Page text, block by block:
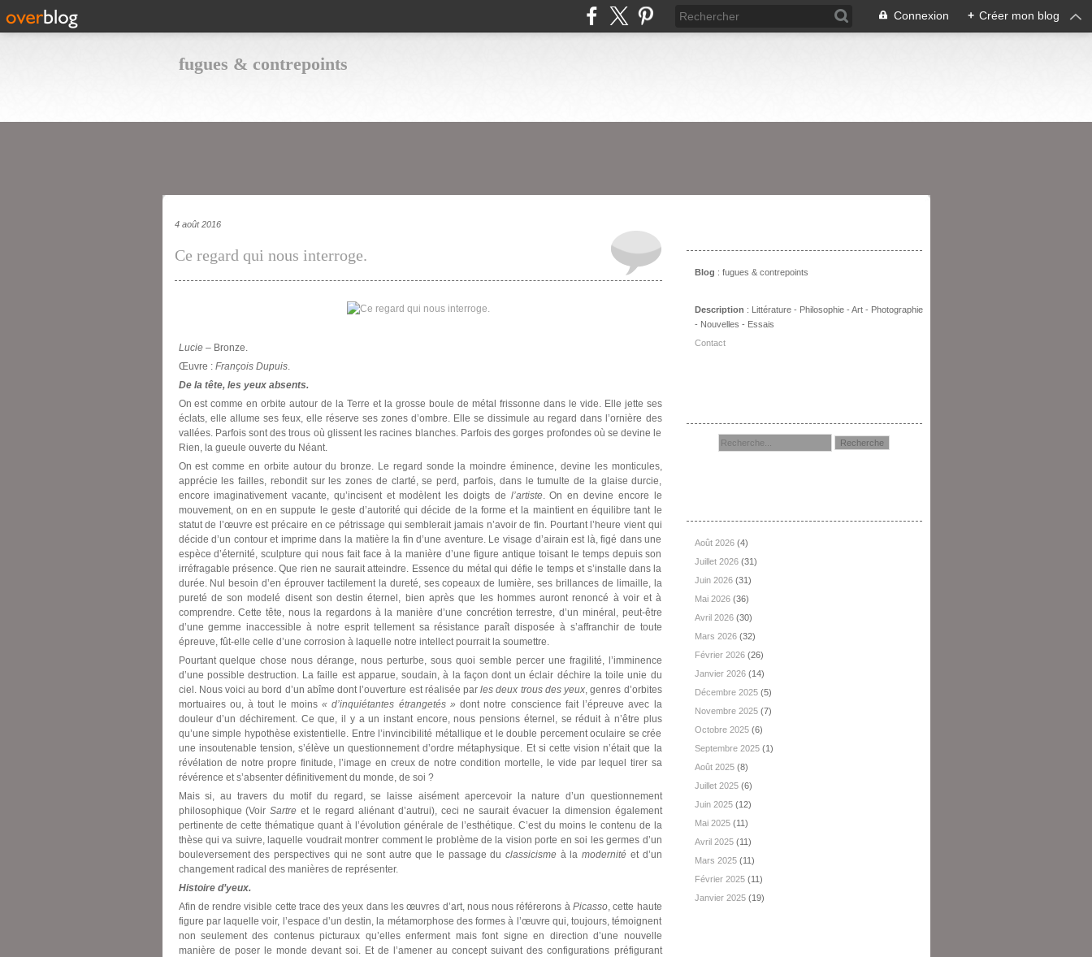
Connexion + Créer mon blog
fugues & contrepoints
4 août 2016
Ce regard qui nous interroge.
Lucie – Bronze.
Œuvre : François Dupuis.
De la tête, les yeux absents.
On est comme en orbite autour de la Terre et la grosse boule de métal frissonne dans le vide. Elle jette ses
éclats, elle allume ses feux, elle réserve ses zones d’ombre. Elle se dissimule au regard dans l’ornière des
vallées. Parfois sont des trous où glissent les racines blanches. Parfois des gorges profondes où se devine le
Rien, la gueule ouverte du Néant.
On est comme en orbite autour du bronze. Le regard sonde la moindre éminence, devine les monticules,
apprécie les failles, rebondit sur les zones de clarté, se perd, parfois, dans le tumulte de la glaise durcie,
encore imaginativement vacante, qu’incisent et modèlent les doigts de l’artiste. On en devine encore le
mouvement, on en en suppute le geste d’autorité qui décide de la forme et la maintient en équilibre tant le
statut de l’œuvre est précaire en ce pétrissage qui semblerait jamais n’avoir de fin. Pourtant l’heure vient qui
décide d’un contour et imprime dans la matière la fin d’une aventure. Le visage d’airain est là, figé dans une
espèce d’éternité, sculpture qui nous fait face à la manière d’une figure antique toisant le temps depuis son
irréfragable présence. Que rien ne saurait atteindre. Essence du métal qui défie le temps et s’installe dans la
durée. Nul besoin d’en éprouver tactilement la dureté, ses copeaux de lumière, ses brillances de limaille, la
pureté de son modelé disent son destin éternel, bien après que les hommes auront renoncé à voir et à
comprendre. Cette tête, nous la regardons à la manière d’une concrétion terrestre, d’un minéral, peut-être
d’une gemme inaccessible à notre esprit tellement sa résistance paraît disposée à s’affranchir de toute
épreuve, fût-elle celle d’une corrosion à laquelle notre intellect pourrait la soumettre.
Pourtant quelque chose nous dérange, nous perturbe, sous quoi semble percer une fragilité, l’imminence
d’une possible destruction. La faille est apparue, soudain, à la façon dont un éclair déchire la toile unie du
ciel. Nous voici au bord d’un abîme dont l’ouverture est réalisée parles deux trous des yeux, genres d’orbites
mortuaires ou, à tout le moins « d’inquiétantes étrangetés » dont notre conscience fait l’épreuve avec la
douleur d’un déchirement. Ce que, il y a un instant encore, nous pensions éternel, se réduit à n’être plus
qu’une simple hypothèse existentielle. Entre l’invincibilité métallique et le double percement oculaire se crée
une insoutenable tension, s’élève un questionnement d’ordre métaphysique. Et si cette vision n’était que la
révélation de notre propre finitude, l’image en creux de notre condition mortelle, le vide par lequel tirer sa
révérence et s’absenter définitivement du monde, de soi ?
Mais si, au travers du motif du regard, se laisse aisément apercevoir la nature d’un questionnement
philosophique (VoirSartreet le regard aliénant d’autrui), ceci ne saurait évacuer la dimension également
pertinente de cette thématique quant à l’évolution générale de l’esthétique. C’est du moins le contenu de la
thèse qui va suivre, laquelle voudrait montrer comment le problème de la vision porte en soi les germes d’un
bouleversement des perspectives qui ne sont autre que le passage duclassicisme à lamodernité et d’un
changement radical des manières de représenter.
Histoire d’yeux.
Afin de rendre visible cette trace des yeux dans les œuvres d’art, nous nous référerons à Picasso, cette haute
figure par laquelle voir, l’espace d’un destin, la métamorphose des formes à l’œuvre qui, toujours, témoignent
non seulement des contenus picturaux qu’elles enferment mais font signe en direction d’une nouvelle
manière de poser le monde devant soi. Et de l’amener au concept suivant des configurations préfigurant
Blog : fugues & contrepoints
Description : Littérature - Philosophie - Art - Photographie
- Nouvelles - Essais
Contact
Août 2026 (4)
Juillet 2026 (31)
Juin 2026 (31)
Mai 2026 (36)
Avril 2026 (30)
Mars 2026 (32)
Février 2026 (26)
Janvier 2026 (14)
Décembre 2025 (5)
Novembre 2025 (7)
Octobre 2025 (6)
Septembre 2025 (1)
Août 2025 (8)
Juillet 2025 (6)
Juin 2025 (12)
Mai 2025 (11)
Avril 2025 (11)
Mars 2025 (11)
Février 2025 (11)
Janvier 2025 (19)